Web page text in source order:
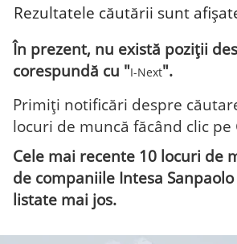
Rezultatele căutării sunt
În prezent, nu există poziții
corespundă cu "I-Next".
Primiţi notificări despre
locuri de muncă făcând clic pe
Cele mai recente 10 locuri de
de companiile Intesa
listate mai jos.